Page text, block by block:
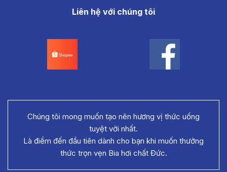
Liên hệ với chúng tôi
Chúng tôi mong muốn tạo nên hương vị thức uống
tuyệt vời nhất.
Là điểm đến đầu tiên dành cho bạn khi muốn thưởng
thức trọn vẹn Bia hơi chất Đức.